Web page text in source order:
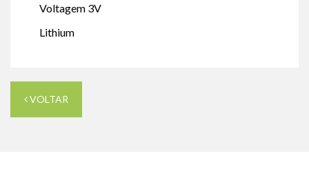
Voltagem 3V
Lithium
VOLTAR